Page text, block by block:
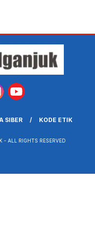
SIBER KODE ETIK
ALL RIGHTS RESERVED